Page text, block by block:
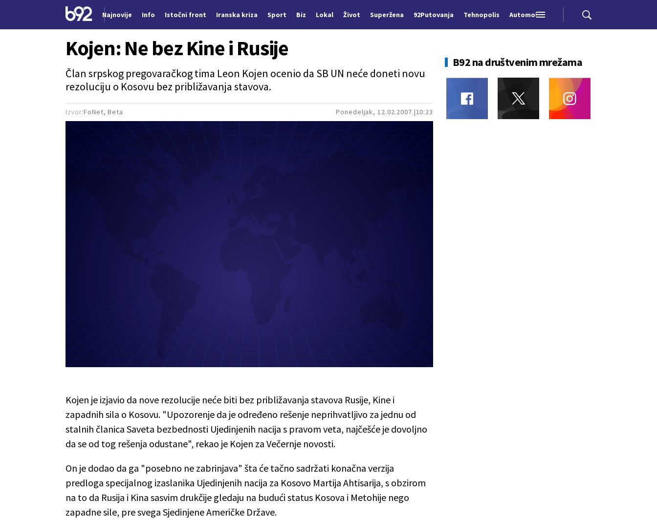
Najnovije Info Istočni front Iranska kriza Sport Biz Lokal Život Superžena 92Putovanja Tehnopolis Automobili
Ponedeljak, 12.02.2007. 10:23
Kojen: Ne bez Kine i Rusije
Član srpskog pregovaračkog tima Leon Kojen ocenio da SB UN neće doneti novu
rezoluciju o Kosovu bez približavanja stavova.
Izvor:FoNet, Beta
Kojen je izjavio da nove rezolucije neće biti bez približavanja stavova Rusije, Kine i
zapadnih sila o Kosovu. "Upozorenje da je određeno rešenje neprihvatljivo za jednu od
stalnih članica Saveta bezbednosti Ujedinjenih nacija s pravom veta, najčešće je dovoljno
da se od tog rešenja odustane", rekao je Kojen za Večernje novosti.
On je dodao da ga "posebno ne zabrinjava" šta će tačno sadržati konačna verzija
predloga specijalnog izaslanika Ujedinjenih nacija za Kosovo Martija Ahtisarija, s obzirom
na to da Rusija i Kina sasvim drukčije gledaju na budući status Kosova i Metohije nego
zapadne sile, pre svega Sjedinjene Američke Države.
B92 na društvenim mrežama